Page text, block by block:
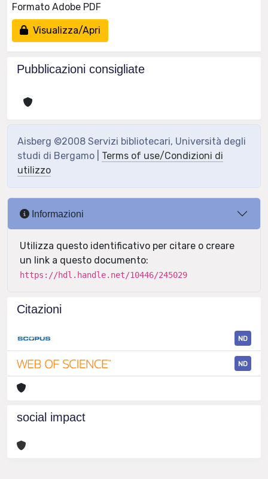
Formato Adobe PDF
Visualizza/Apri
Pubblicazioni consigliate
Aisberg ©2008 Servizi bibliotecari, Università degli
studi di Bergamo | Terms of use/Condizioni di
utilizzo
Informazioni
Utilizza questo identificativo per citare o creare
un link a questo documento:
https://hdl.handle.net/10446/245029
Citazioni
ND
ND
social impact